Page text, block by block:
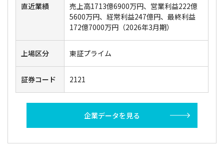
直近業績
売上高1713億6900万円、営業利益222億
5600万円、経常利益247億円、最終利益
172億7000万円（2026年3月期）
上場区分 東証プライム
証券コード 2121
企業データを見る